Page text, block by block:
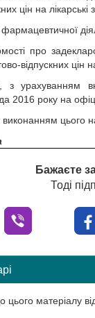
цін на
про
відпускних цін
з урахуванням
2016 року на
цього
Бажаєте
Тоді
цього матеріалу